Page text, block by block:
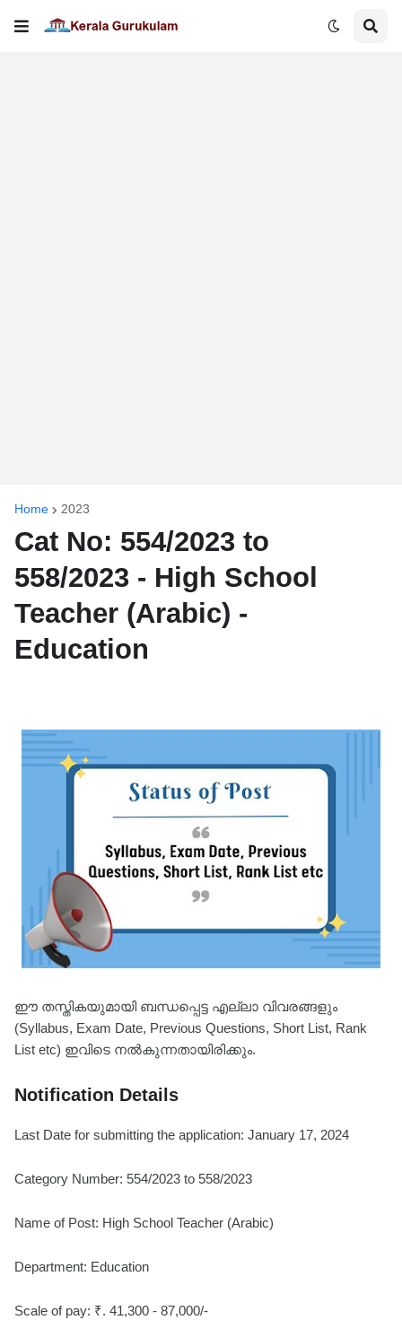
Home 2023
Cat No: 554/2023 to
558/2023 - High School
Teacher (Arabic) -
Education
ഈ തസ്തികയുമായി ബന്ധപ്പെട്ട എല്ലാ വിവരങ്ങളും
(Syllabus, Exam Date, Previous Questions, Short List, Rank
List etc) ഇവിടെ നൽകുന്നതായിരിക്കും.
Notification Details
Last Date for submitting the application: January 17, 2024
Category Number: 554/2023 to 558/2023
Name of Post: High School Teacher (Arabic)
Department: Education
Scale of pay: ₹. 41,300 - 87,000/-